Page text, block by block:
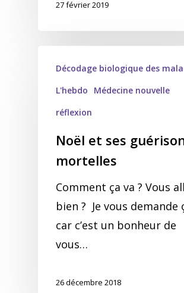
27 février 2019
Décodage biologique des
L'hebdo
Médecine nouvelle
réflexion
Noël et ses
mortelles
Comment ça va ? Vous
bien ? Je vous demande
car c’est un bonheur de
vous…
26 décembre 2018